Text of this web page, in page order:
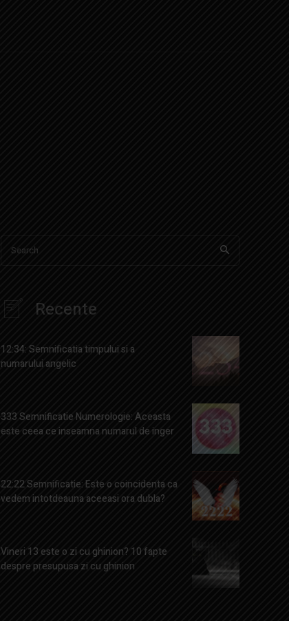
Search
Recente
12:34: Semnificatia timpului si a
numarului angelic
333 Semnificatie Numerologie: Aceasta
este ceea ce inseamna numarul de inger
22:22 Semnificatie: Este o coincidenta ca
vedem intotdeauna aceeasi ora dubla?
Vineri 13 este o zi cu ghinion? 10 fapte
despre presupusa zi cu ghinion